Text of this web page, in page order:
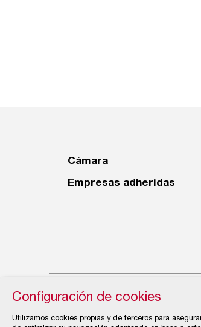
Cámara
Empresas adheridas
Configuración de cookies
Utilizamos cookies propias y de terceros para